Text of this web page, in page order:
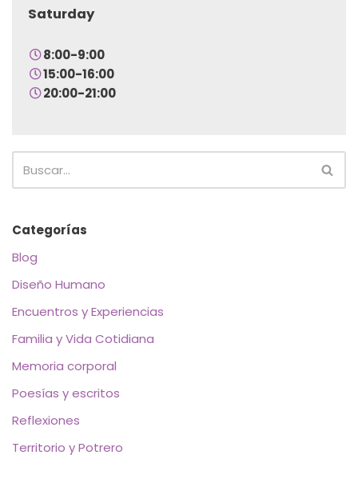
Saturday
8:00-9:00
15:00-16:00
20:00-21:00
Categorías
Blog
Diseño Humano
Encuentros y Experiencias
Familia y Vida Cotidiana
Memoria corporal
Poesías y escritos
Reflexiones
Territorio y Potrero